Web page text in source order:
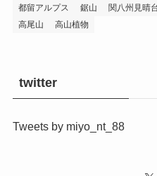
都留アルプス
鋸山 関八州見晴
高尾山
高山植物
twitter
Tweets by miyo_nt_88